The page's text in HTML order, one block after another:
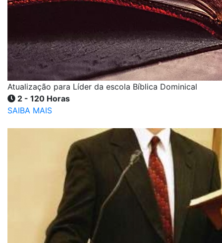
Atualização para Líder da escola Bíblica Dominical
2 - 120 Horas
SAIBA MAIS